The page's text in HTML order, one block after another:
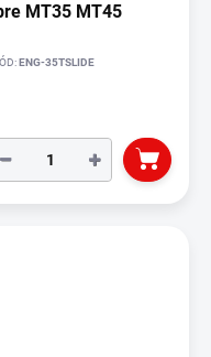
MT35 MT45
ENG-35TSLIDE
+
−